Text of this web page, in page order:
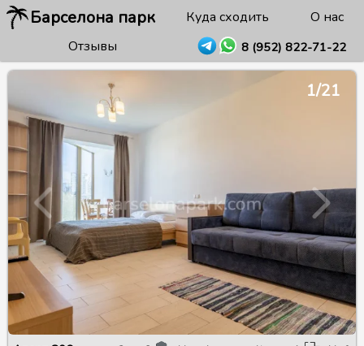
Барселона парк Куда сходить
О нас
Отзывы
8 (952) 822-71-22
1/21